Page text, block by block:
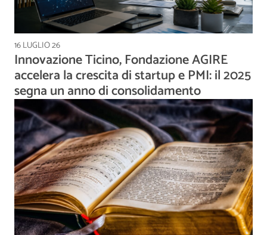
16 LUGLIO 26
Innovazione Ticino, Fondazione AGIRE
accelera la crescita di startup e PMI: il 2025
segna un anno di consolidamento